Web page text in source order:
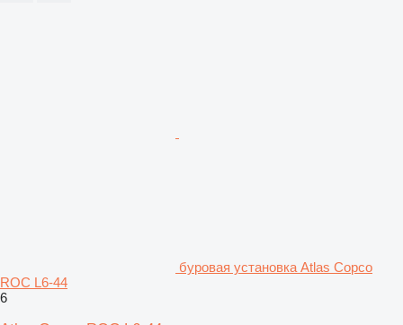
буровая установка Atlas Copco
ROC L6-44
6